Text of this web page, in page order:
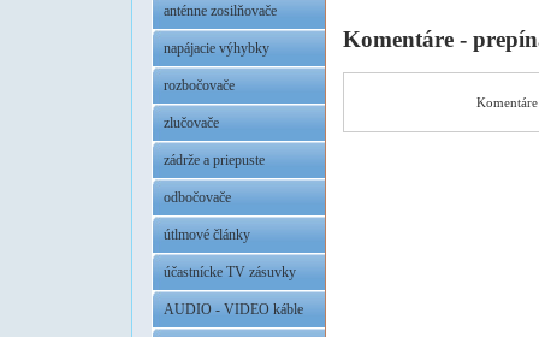
anténne zosilňovače
napájacie výhybky
rozbočovače
zlučovače
zádrže a priepuste
odbočovače
útlmové články
účastnícke TV zásuvky
AUDIO - VIDEO káble
Komentáre -